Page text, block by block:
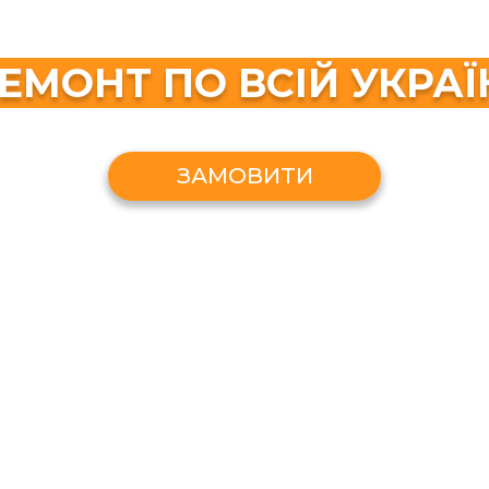
ПО ВСІЙ
ЗАМОВИТИ